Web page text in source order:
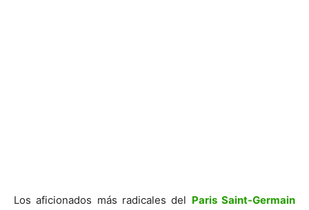
Los aficionados más radicales del Paris Saint-Germain